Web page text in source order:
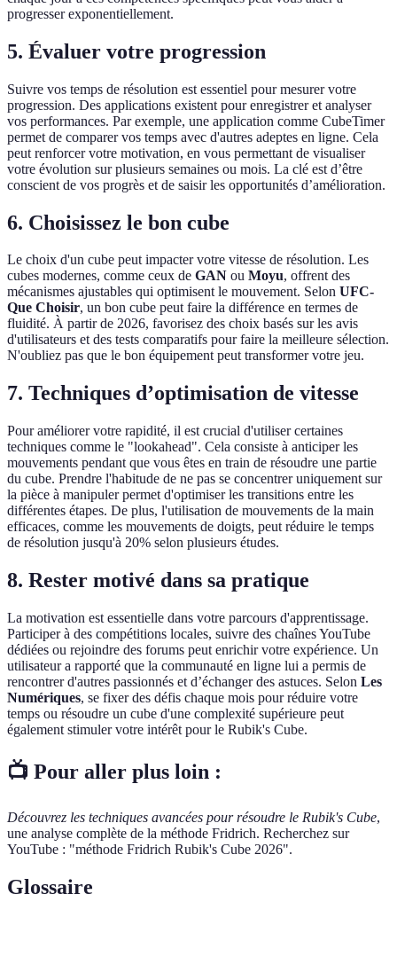
progresser exponentiellement.
5. Évaluer votre progression
Suivre vos temps de résolution est essentiel pour mesurer votre
progression. Des applications existent pour enregistrer et analyser
vos performances. Par exemple, une application comme CubeTimer
permet de comparer vos temps avec d'autres adeptes en ligne. Cela
peut renforcer votre motivation, en vous permettant de visualiser
votre évolution sur plusieurs semaines ou mois. La clé est d’être
conscient de vos progrès et de saisir les opportunités d’amélioration.
6. Choisissez le bon cube
Le choix d'un cube peut impacter votre vitesse de résolution. Les
cubes modernes, comme ceux de GAN ou Moyu, offrent des
mécanismes ajustables qui optimisent le mouvement. Selon UFC-
Que Choisir, un bon cube peut faire la différence en termes de
fluidité. À partir de 2026, favorisez des choix basés sur les avis
d'utilisateurs et des tests comparatifs pour faire la meilleure sélection.
N'oubliez pas que le bon équipement peut transformer votre jeu.
7. Techniques d’optimisation de vitesse
Pour améliorer votre rapidité, il est crucial d'utiliser certaines
techniques comme le "lookahead". Cela consiste à anticiper les
mouvements pendant que vous êtes en train de résoudre une partie
du cube. Prendre l'habitude de ne pas se concentrer uniquement sur
la pièce à manipuler permet d'optimiser les transitions entre les
différentes étapes. De plus, l'utilisation de mouvements de la main
efficaces, comme les mouvements de doigts, peut réduire le temps
de résolution jusqu'à 20% selon plusieurs études.
8. Rester motivé dans sa pratique
La motivation est essentielle dans votre parcours d'apprentissage.
Participer à des compétitions locales, suivre des chaînes YouTube
dédiées ou rejoindre des forums peut enrichir votre expérience. Un
utilisateur a rapporté que la communauté en ligne lui a permis de
rencontrer d'autres passionnés et d’échanger des astuces. Selon Les
Numériques, se fixer des défis chaque mois pour réduire votre
temps ou résoudre un cube d'une complexité supérieure peut
également stimuler votre intérêt pour le Rubik's Cube.
📺 Pour aller plus loin :
Découvrez les techniques avancées pour résoudre le Rubik's Cube,
une analyse complète de la méthode Fridrich. Recherchez sur
YouTube : "méthode Fridrich Rubik's Cube 2026".
Glossaire